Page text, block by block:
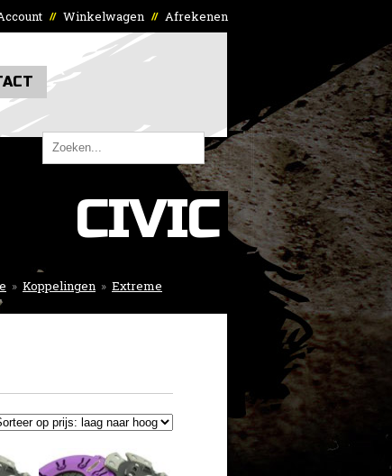
// Winkelwagen // Afrekenen
CIVIC
» Koppelingen » Extreme